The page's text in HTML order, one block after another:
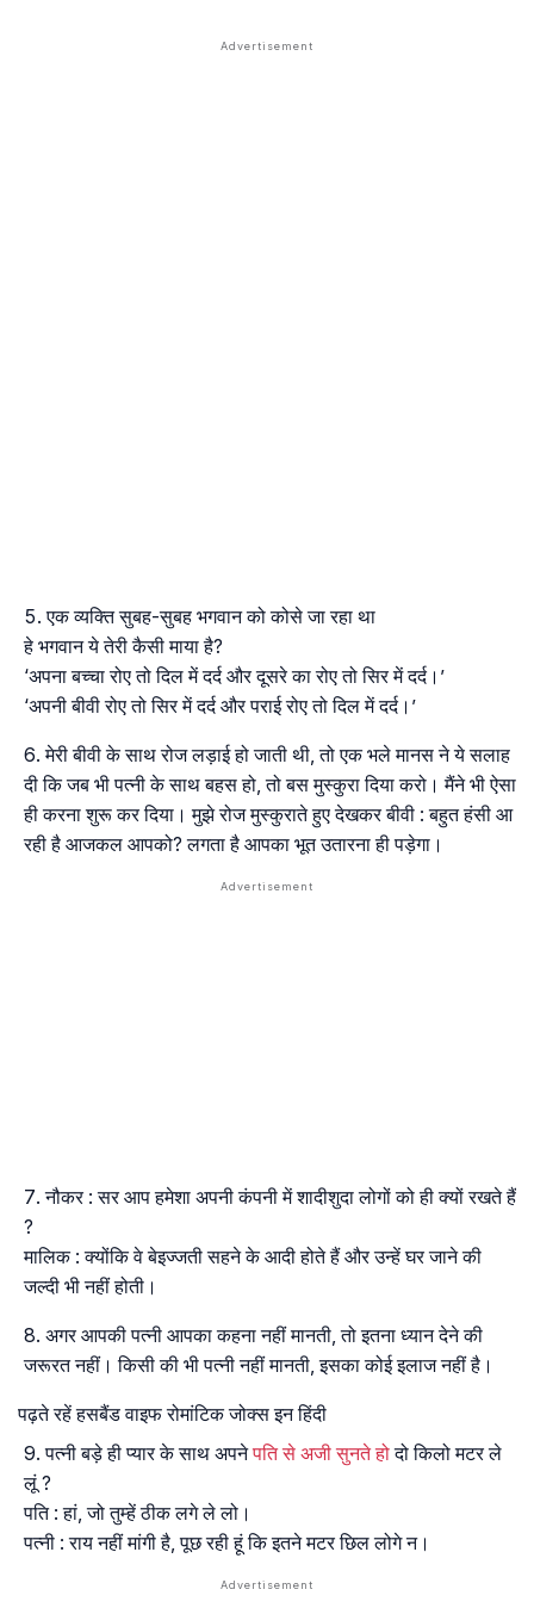
एक व्यक्ति सुबह-सुबह भगवान को कोसे जा रहा था
हे भगवान ये तेरी कैसी माया है?
‘अपना बच्चा रोए तो दिल में दर्द और दूसरे का रोए तो सिर में दर्द।’
‘अपनी बीवी रोए तो सिर में दर्द और पराई रोए तो दिल में दर्द।’
मेरी बीवी के साथ रोज लड़ाई हो जाती थी, तो एक भले मानस ने ये सलाह
दी कि जब भी पत्नी के साथ बहस हो, तो बस मुस्कुरा दिया करो। मैंने भी ऐसा
ही करना शुरू कर दिया। मुझे रोज मुस्कुराते हुए देखकर बीवी : बहुत हंसी आ
रही है आजकल आपको? लगता है आपका भूत उतारना ही पड़ेगा।
नौकर : सर आप हमेशा अपनी कंपनी में शादीशुदा लोगों को ही क्यों रखते हैं
?
मालिक : क्योंकि वे बेइज्जती सहने के आदी होते हैं और उन्हें घर जाने की
जल्दी भी नहीं होती।
अगर आपकी पत्नी आपका कहना नहीं मानती, तो इतना ध्यान देने की
जरूरत नहीं। किसी की भी पत्नी नहीं मानती, इसका कोई इलाज नहीं है।
पढ़ते रहें हसबैंड वाइफ रोमांटिक जोक्स इन हिंदी
पत्नी बड़े ही प्यार के साथ अपनेपति से अजी सुनते होदो किलो मटर ले
लूं ?
पति : हां, जो तुम्हें ठीक लगे ले लो।
पत्नी : राय नहीं मांगी है, पूछ रही हूं कि इतने मटर छिल लोगे न।